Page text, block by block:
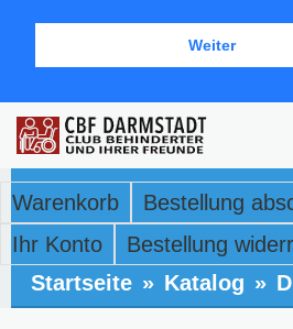
Weiter
Warenkorb
Bestellung
Ihr Konto
Bestellung
Startseite » Katalog »